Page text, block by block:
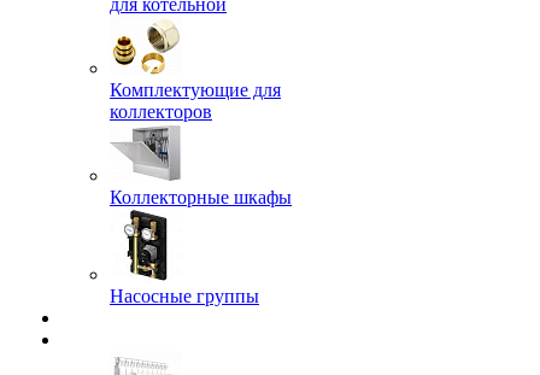
для котельной
Комплектующие для
коллекторов
Коллекторные шкафы
Насосные группы